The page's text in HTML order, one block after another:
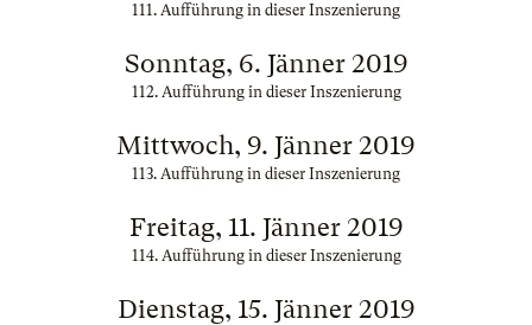
111. Aufführung in dieser Inszenierung
Sonntag, 6. Jänner 2019
112. Aufführung in dieser Inszenierung
Mittwoch, 9. Jänner 2019
113. Aufführung in dieser Inszenierung
Freitag, 11. Jänner 2019
114. Aufführung in dieser Inszenierung
Dienstag, 15. Jänner 2019